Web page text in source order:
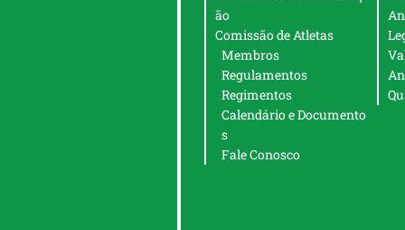
ão
Comissão de Atletas
Membros
Regulamentos
Regimentos
Calendário e Documento
s
Fale Conosco